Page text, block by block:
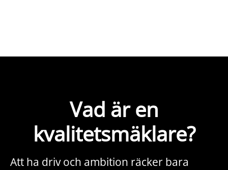
Vad är en
kvalitetsmäklare?
Att ha driv och ambition räcker bara